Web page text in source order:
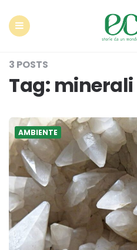
3 POSTS
Tag: minerali
AMBIENTE